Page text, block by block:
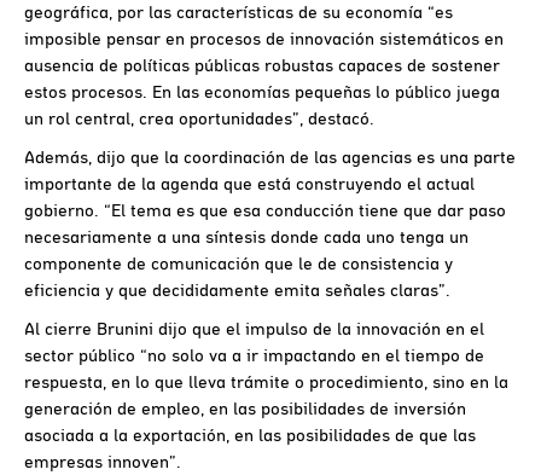
geográfica, por las características de su economía “es
imposible pensar en procesos de innovación sistemáticos en
ausencia de políticas públicas robustas capaces de sostener
estos procesos. En las economías pequeñas lo público juega
un rol central, crea oportunidades”, destacó.
Además, dijo que la coordinación de las agencias es una parte
importante de la agenda que está construyendo el actual
gobierno. “El tema es que esa conducción tiene que dar paso
necesariamente a una síntesis donde cada uno tenga un
componente de comunicación que le de consistencia y
eficiencia y que decididamente emita señales claras”.
Al cierre Brunini dijo que el impulso de la innovación en el
sector público “no solo va a ir impactando en el tiempo de
respuesta, en lo que lleva trámite o procedimiento, sino en la
generación de empleo, en las posibilidades de inversión
asociada a la exportación, en las posibilidades de que las
empresas innoven”.